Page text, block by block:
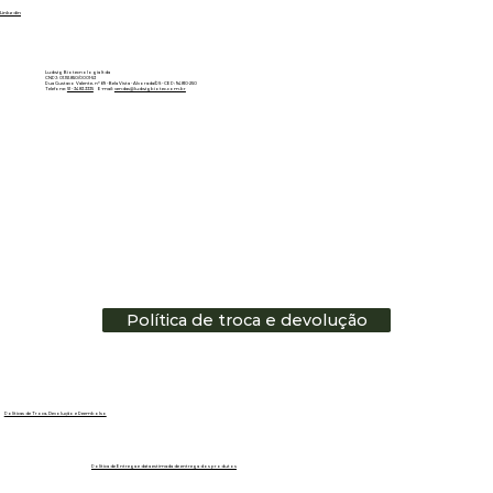
Política de Entrega e data estimada de entrega dos produtos
Políticas de Troca, Devolução e Reembolso
Ludwig Biotecnologia ltda
CNPJ: 01.151.850/0001-53
Rua Gustavo Valente, nº 69 - Bela Vista - Alvorada/RS - CEP: 94810-250
Telefone: 51 - 3483.3335E-mail: vendas@ludwigbiotec.com.br
Linkedin
Política de troca e devolução